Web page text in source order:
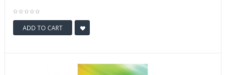
ADD TO CART